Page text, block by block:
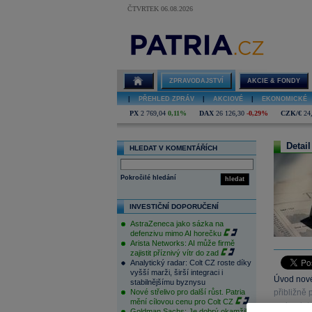
ČTVRTEK 06.08.2026
ZPRAVODAJSTVÍ AKCIE & FONDY
PŘEHLED ZPRÁV AKCIOVÉ EKONOMICKÉ
PX 2 769,04 0,11% DAX 26 126,30 -0,29% CZK/€
HLEDAT V KOMENTÁŘÍCH
hledat
Pokročilé hledání
INVESTIČNÍ DOPORUČENÍ
AstraZeneca jako sázka na
defenzivu mimo AI horečku
Arista Networks: AI může firmě
zajistit příznivý vítr do zad
Analytický radar: Colt CZ roste díky
vyšší marži, širší integraci i
stabilnějšímu byznysu
Nové střelivo pro další růst. Patria
mění cílovou cenu pro Colt CZ
Úvod
přibližně